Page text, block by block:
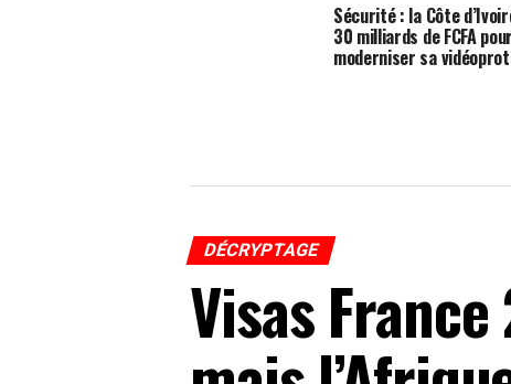
Sécurité : la Côte
30 milliards de FCFA pour
moderniser sa
DÉCRYPTAGE
Visas